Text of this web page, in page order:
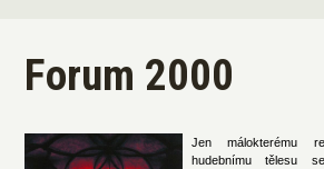
Forum 2000
Jen málokterému
hudebnímu tělesu